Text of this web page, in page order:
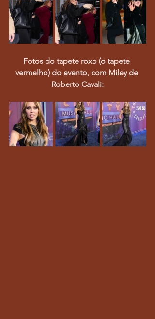
Fotos do tapete roxo (o tapete
vermelho) do evento, com Miley de
Roberto Cavali: